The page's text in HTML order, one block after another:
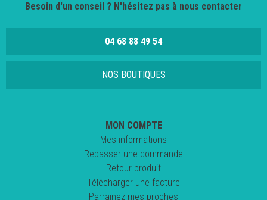
Besoin d'un conseil ? N'hésitez pas à nous contacter
04 68 88 49 54
NOS BOUTIQUES
MON COMPTE
Mes informations
Repasser une commande
Retour produit
Télécharger une facture
Parrainez mes proches